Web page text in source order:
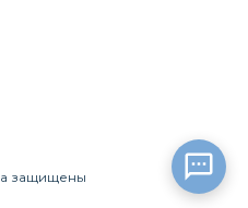
защищены